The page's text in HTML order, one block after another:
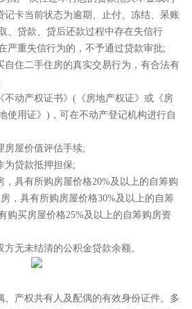
记卡当前状态为逾期、止付、冻结、呆账
、贷款、贷后还款过程中存在失信行
严重失信行为的，不予通过贷款审批;
自住二手住房的真实交易行为，有合法有
不动产权证书》(《房地产权证》或《房
使用证》)，可在不动产登记机构进行自
房屋价值评估手续;
为贷款抵押担保;
，具有所购房屋价格20%及以上的自筹购
，具有所购房屋价格30%及以上的自筹
购买房屋价格25%及以上的自筹购房资
无未结清的公积金贷款余额。
、产权共有人及配偶的有效身份证件。多